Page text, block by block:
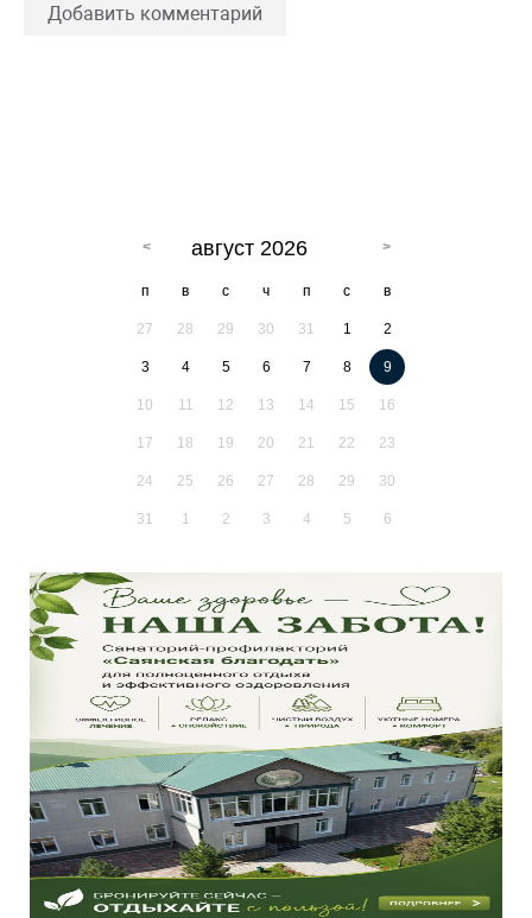
Добавить комментарий
август 2026
п в с ч п с в
27 28 29 30 31 1 2
3 4 5 6 7 8 9
10 11 12 13 14 15 16
17 18 19 20 21 22 23
24 25 26 27 28 29 30
31 1 2 3 4 5 6